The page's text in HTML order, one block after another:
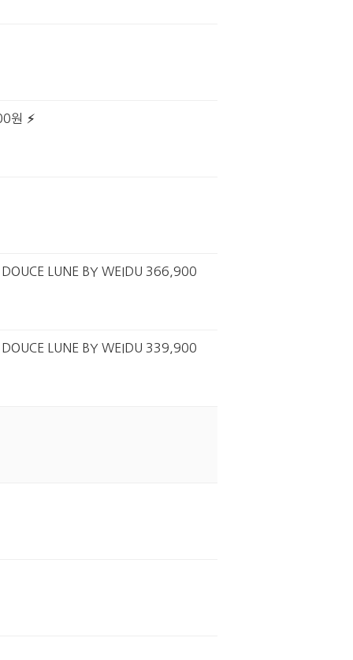
원
DOUCE LUNE BY WEIDU 366,900
DOUCE LUNE BY WEIDU 339,900